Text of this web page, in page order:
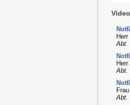
Abt.
Abt.
Abt.